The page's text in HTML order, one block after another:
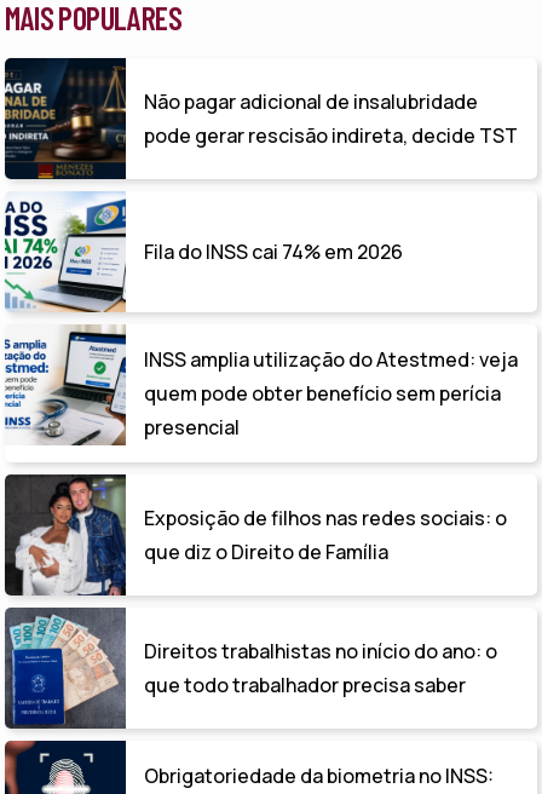
MAIS POPULARES
Não pagar adicional de insalubridade
pode gerar rescisão indireta, decide TST
Fila do INSS cai 74% em 2026
INSS amplia utilização do Atestmed: veja
quem pode obter benefício sem perícia
presencial
Exposição de filhos nas redes sociais: o
que diz o Direito de Família
Direitos trabalhistas no início do ano: o
que todo trabalhador precisa saber
Obrigatoriedade da biometria no INSS: